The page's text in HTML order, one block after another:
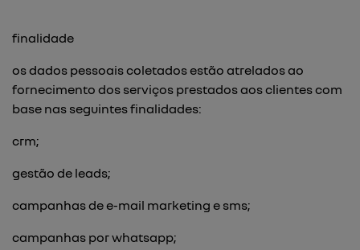
finalidade
os dados pessoais coletados estão atrelados ao
fornecimento dos serviços prestados aos clientes com
base nas seguintes finalidades:
crm;
gestão de leads;
campanhas de e-mail marketing e sms;
campanhas por whatsapp;